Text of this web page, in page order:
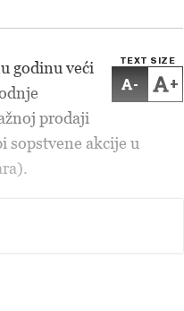
TEXT SIZE
- +
godinu veći
prodaji
sopstvene akcije u